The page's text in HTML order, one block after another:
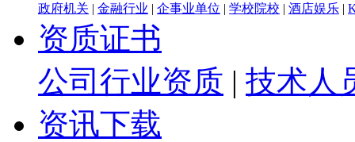
政府机关 | 金融行业 | 企事业单位 | 学校院校 | 酒店娱乐 |
资质证书
公司行业资质 | 技术人
资讯下载